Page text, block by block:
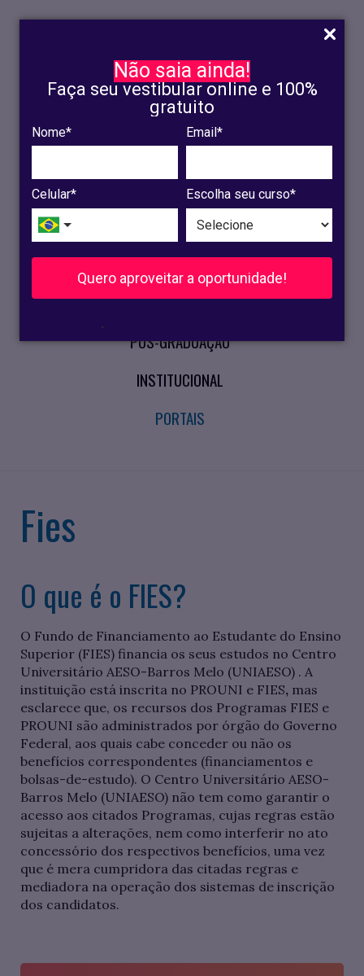
Não saia ainda!
Faça seu vestibular online e 100%
gratuito
Nome* Email*
Celular* Escolha seu curso*
Quero aproveitar a oportunidade!
.
INSCRIÇÃO
OLINDA
RECIFE
VESTIBULAR
CURSOS PRESENCIAIS
PÓS-GRADUAÇÃO
INSTITUCIONAL
PORTAIS
Fies
O que é o FIES?
O Fundo de Financiamento ao Estudante do Ensino
Superior (FIES) financia os seus estudos no Centro
Universitário AESO-Barros Melo (UNIAESO) . A
instituição está inscrita no PROUNI e FIES, mas
esclarece que, os recursos dos Programas FIES e
PROUNI são administrados por órgão do Governo
Federal, aos quais cabe conceder ou não os
benefícios correspondentes (financiamentos e
bolsas-de-estudo). O Centro Universitário AESO-
Barros Melo (UNIAESO) não tem como garantir o
acesso aos citados Programas, cujas regras estão
sujeitas a alterações, nem como interferir no ato
concessório dos respectivos benefícios, uma vez
que é mera cumpridora das citadas regras e
mediadora na operação dos sistemas de inscrição
dos candidatos.